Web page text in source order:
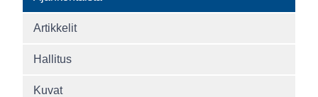
Artikkelit
Hallitus
Kuvat